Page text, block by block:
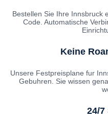
Bestellen Sie Ihre Innsbruck
Code. Automatische
Keine
Unsere Festpreisplane fur
Gebuhren. Sie wissen
24/7